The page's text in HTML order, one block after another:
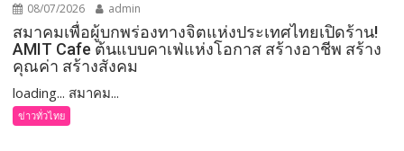
08/07/2026 admin
สมาคมเพื่อผู้บกพร่องทางจิตแห่งประเทศไทยเปิดร้าน!
AMIT Cafe ต้นแบบคาเฟ่แห่งโอกาส สร้างอาชีพ สร้าง
คุณค่า สร้างสังคม
loading... สมาคม...
ข่าวทั่วไทย